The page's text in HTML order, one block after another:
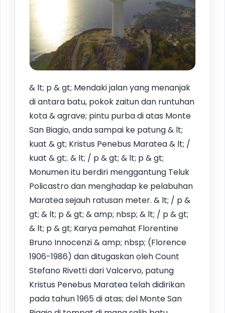
& lt; p & gt; Mendaki jalan yang menanjak
di antara batu, pokok zaitun dan runtuhan
kota & agrave; pintu purba di atas Monte
San Biagio, anda sampai ke patung & lt;
kuat & gt; Kristus Penebus Maratea & lt; /
kuat & gt;. & lt; / p & gt; & lt; p & gt;
Monumen itu berdiri menggantung Teluk
Policastro dan menghadap ke pelabuhan
Maratea sejauh ratusan meter. & lt; / p &
gt; & lt; p & gt; & amp; nbsp; & lt; / p & gt;
& lt; p & gt; Karya pemahat Florentine
Bruno Innocenzi & amp; nbsp; (Florence
1906-1986) dan ditugaskan oleh Count
Stefano Rivetti dari Valcervo, patung
Kristus Penebus Maratea telah didirikan
pada tahun 1965 di atas; del Monte San